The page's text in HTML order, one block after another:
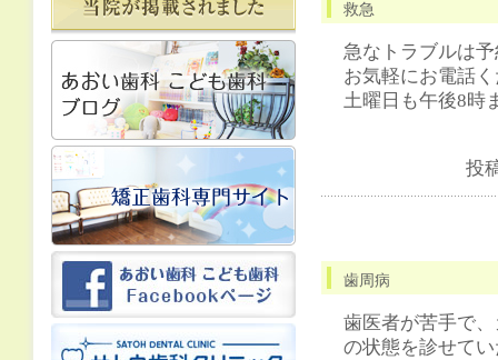
救急
急なトラブルは
お気軽にお電話
土曜日も午後8時
投
歯周病
歯医者が苦手で
の状態を診せて